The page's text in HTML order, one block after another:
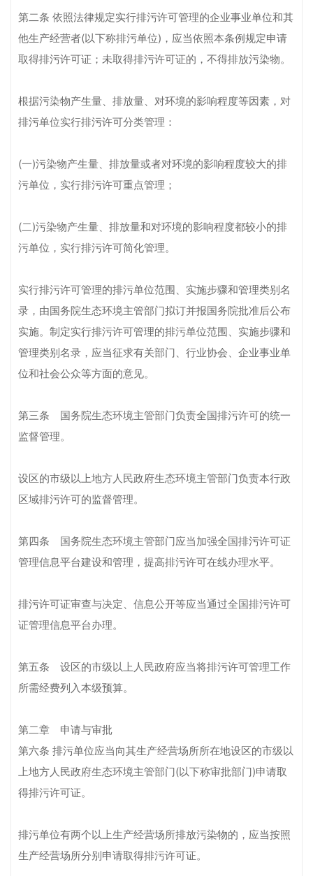
第二条 依照法律规定实行排污许可管理的企业事业单位和其
他生产经营者(以下称排污单位)，应当依照本条例规定申请
取得排污许可证；未取得排污许可证的，不得排放污染物。
根据污染物产生量、排放量、对环境的影响程度等因素，对
排污单位实行排污许可分类管理：
(一)污染物产生量、排放量或者对环境的影响程度较大的排
污单位，实行排污许可重点管理；
(二)污染物产生量、排放量和对环境的影响程度都较小的排
污单位，实行排污许可简化管理。
实行排污许可管理的排污单位范围、实施步骤和管理类别名
录，由国务院生态环境主管部门拟订并报国务院批准后公布
实施。制定实行排污许可管理的排污单位范围、实施步骤和
管理类别名录，应当征求有关部门、行业协会、企业事业单
位和社会公众等方面的意见。
第三条 国务院生态环境主管部门负责全国排污许可的统一
监督管理。
设区的市级以上地方人民政府生态环境主管部门负责本行政
区域排污许可的监督管理。
第四条 国务院生态环境主管部门应当加强全国排污许可证
管理信息平台建设和管理，提高排污许可在线办理水平。
排污许可证审查与决定、信息公开等应当通过全国排污许可
证管理信息平台办理。
第五条 设区的市级以上人民政府应当将排污许可管理工作
所需经费列入本级预算。
第二章 申请与审批
第六条 排污单位应当向其生产经营场所所在地设区的市级以
上地方人民政府生态环境主管部门(以下称审批部门)申请取
得排污许可证。
排污单位有两个以上生产经营场所排放污染物的，应当按照
生产经营场所分别申请取得排污许可证。